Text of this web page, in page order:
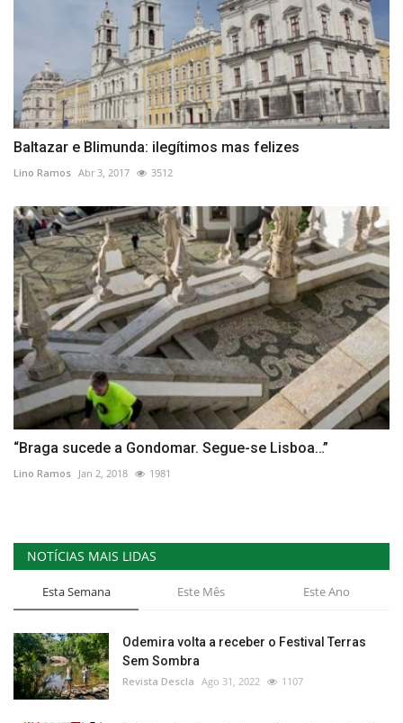
Baltazar e Blimunda: ilegítimos mas felizes
Lino Ramos Abr 3, 2017 3512
“Braga sucede a Gondomar. Segue-se Lisboa…”
Lino Ramos Jan 2, 2018 1981
NOTÍCIAS MAIS LIDAS
Esta Semana Este Mês Este Ano
Odemira volta a receber o Festival Terras
Sem Sombra
Revista Descla Ago 31, 2022 1107